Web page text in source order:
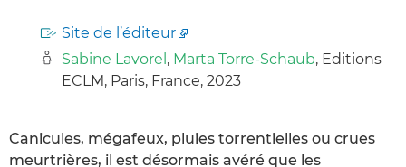
Site de l’éditeur
Sabine Lavorel , Marta Torre-Schaub, Editions
ECLM, Paris, France, 2023
Canicules, mégafeux, pluies torrentielles ou crues
meurtrières, il est désormais avéré que les